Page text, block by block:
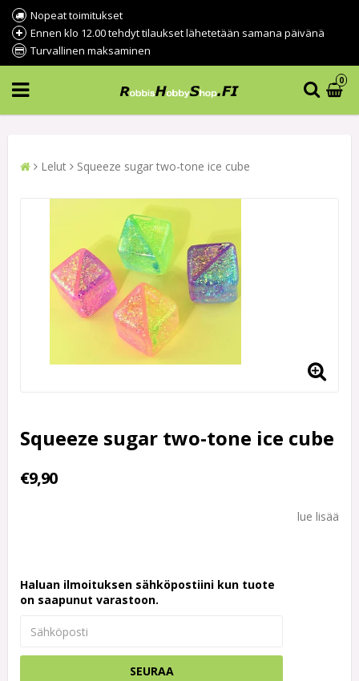
Nopeat toimitukset
Ennen klo 12.00 tehdyt tilaukset lähetetään samana päivänä
Turvallinen maksaminen
0
Lelut Squeeze sugar two-tone ice cube
Squeeze sugar two-tone ice cube
€9,90
lue lisää
Haluan ilmoituksen sähköpostiini kun tuote
on saapunut varastoon.
SEURAA